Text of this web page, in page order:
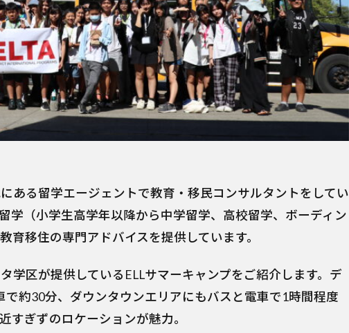
ある留学エージェントで教育・移民コンサルタントをしてい
学（小学生高学年以降から中学留学、高校留学、ボーディン
移住の専門アドバイスを提供しています。
学区が提供しているELLサマーキャンプをご紹介します。デ
約30分、ダウンタウンエリアにもバスと電車で1時間程度
すぎずのロケーションが魅力。